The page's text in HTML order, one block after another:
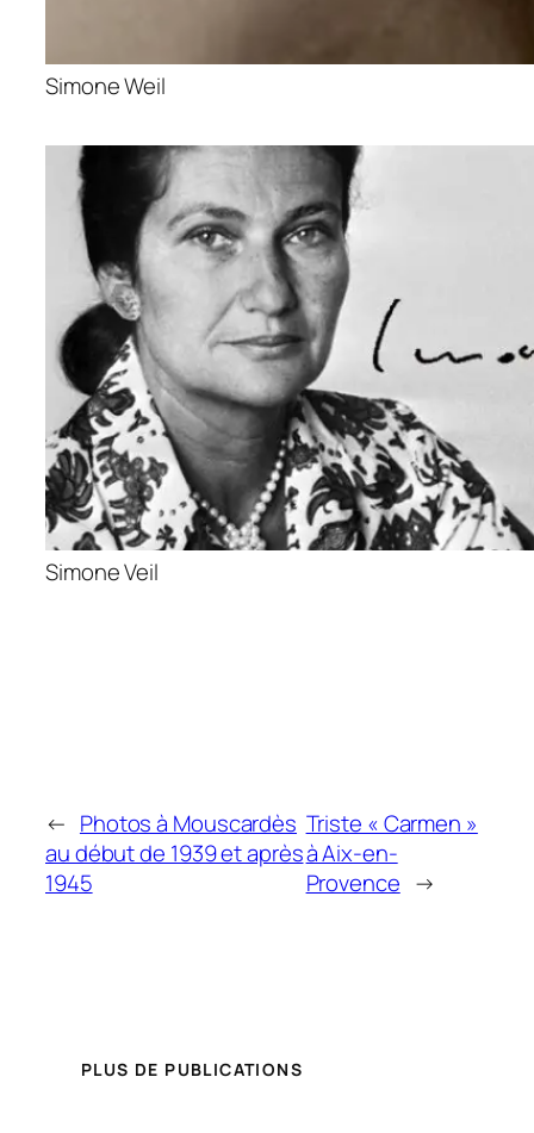
Simone Weil
Simone Veil
← Photos à Mouscardès
au début de 1939 et après
1945
Triste « Carmen »
à Aix-en-
Provence →
PLUS DE PUBLICATIONS